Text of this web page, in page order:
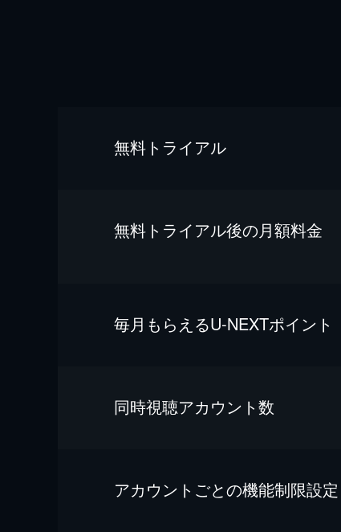
無料トライアル
無料トライアル後の⽉額料金
毎⽉もらえるU-NEXTポイント
同時視聴アカウント数
アカウントごとの機能制限設定